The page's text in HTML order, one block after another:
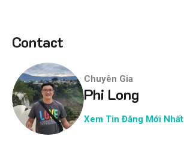
Contact
Chuyên Gia
Phi Long
Xem Tin Đăng Mới Nhất